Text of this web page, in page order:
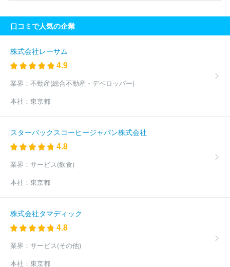
事株式会社
海光電業株式会社 リペア株式会社
扶桑電通株式会
社
アドバンテック株式会社
社ジェピコ
トシン・グループ株式会社 伯東株式会社
丸文株式
会社
株式会社フォーバル
ム株式会社
日本電計株式会社
社
岡田電機株式会社 デル・テクノロジーズ株式会社
株式会社
式会社
株式会社アクシオ
ズ株式会社
ソニービジネスソリューション株式会社
式会社
エレマテック株式会社
新光
商事株式会社
株式会社東和エンジニアリング
株式会社
株式会社東陽テクニカ
株式会社ＲＳＴ
ほか(2663件)
口コミで人気の企業
株式会社レーサム
4.9
業界： 不動産(総合不動産・デベロッパー)
本社： 東京都
スターバックスコーヒージャパン株式会社
4.8
業界： サービス(飲食)
本社： 東京都
株式会社タマディック
4.8
業界： サービス(その他)
本社： 東京都